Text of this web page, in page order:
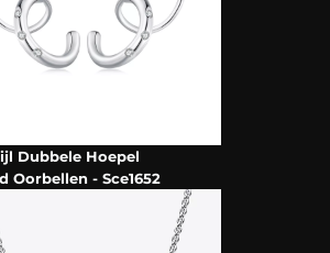
Dubbele Hoepel
Oorbellen - Sce1652